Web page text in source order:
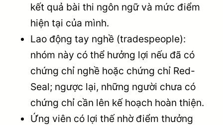
kết quả bài thi ngôn ngữ và mức điểm
hiện tại của mình.
Lao động tay nghề (tradespeople):
nhóm này có thể hưởng lợi nếu đã có
chứng chỉ nghề hoặc chứng chỉ Red-
Seal; ngược lại, những người chưa có
chứng chỉ cần lên kế hoạch hoàn thiện.
Ứng viên có lợi thế nhờ điểm thưởng